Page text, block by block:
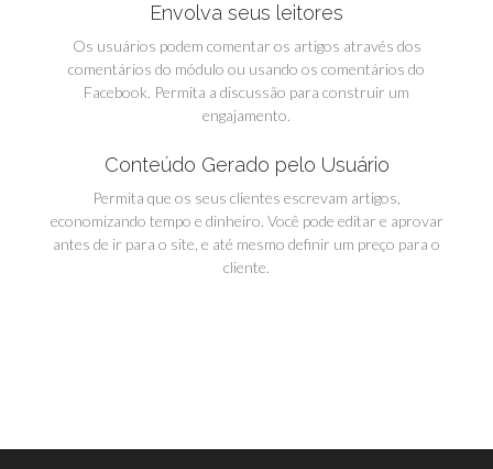
Envolva seus leitores
Os usuários podem comentar os artigos através dos
comentários do módulo ou usando os comentários do
Facebook. Permita a discussão para construir um
engajamento.
Conteúdo Gerado pelo Usuário
Permita que os seus clientes escrevam artigos,
economizando tempo e dinheiro. Você pode editar e aprovar
antes de ir para o site, e até mesmo definir um preço para o
cliente.